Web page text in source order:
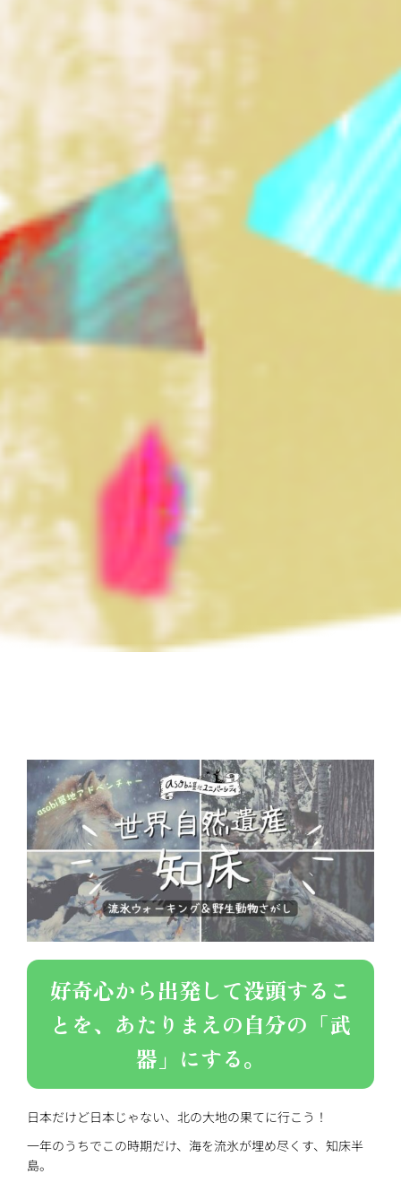
好奇心から出発して没頭するこ
とを、あたりまえの自分の「武
器」にする。
日本だけど日本じゃない、北の大地の果てに行こう！
一年のうちでこの時期だけ、海を流氷が埋め尽くす、知床半
島。